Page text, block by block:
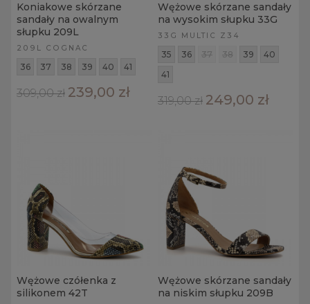
Koniakowe skórzane
sandały na owalnym
słupku 209L
209L COGNAC
36 37 38 39 40 41
309,00 zł 239,00 zł
Wężowe skórzane sandały
na wysokim słupku 33G
33G MULTIC Z34
35 36 37 38 39
40
41
319,00 zł 249,00 zł
Wężowe czółenka z
silikonem 42T
Wężowe skórzane sandały
na niskim słupku 209B